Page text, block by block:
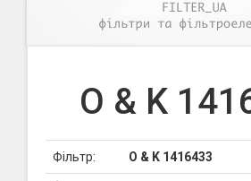
O & K
Фільтр: O & K 1416433